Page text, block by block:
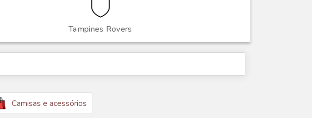
Tampines Rovers
Camisas e acessórios